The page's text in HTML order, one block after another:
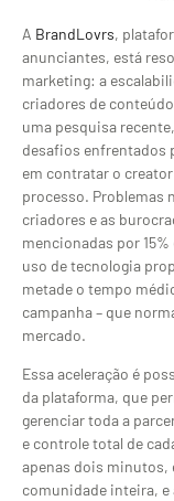
A BrandLovrs,
anunciantes, está
marketing: a
criadores de
uma pesquisa
desafios enfrentados
em contratar o
processo. Problemas
criadores e as
mencionadas por
uso de tecnologia
metade o tempo
campanha – que
mercado.
Essa aceleração é
da plataforma, que
gerenciar toda a
e controle total de
apenas dois minutos,
comunidade inteira, e